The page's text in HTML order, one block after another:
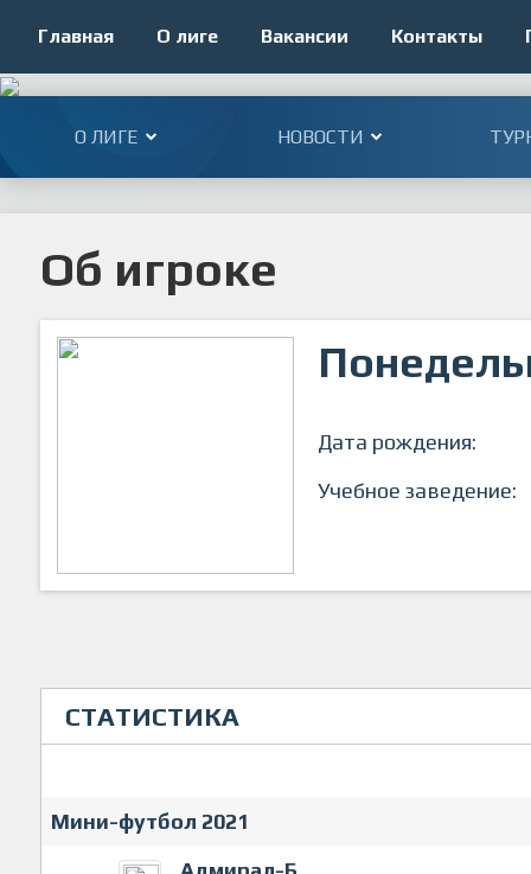
Главная О лиге Вакансии Контакты
О ЛИГЕ НОВОСТИ
Об игроке
Дата рождения:
Учебное заведение:
СТАТИСТИКА
Мини-футбол 2021